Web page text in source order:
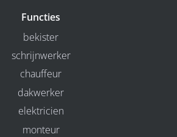
Functies
bekister
schrijnwerker
chauffeur
dakwerker
elektricien
monteur